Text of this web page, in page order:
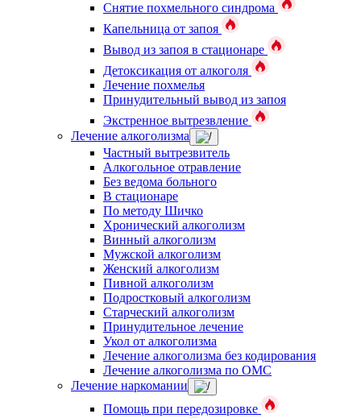
Снятие похмельного синдрома
Капельница от запоя
Вывод из запоя в стационаре
Детоксикация от алкоголя
Лечение похмелья
Принудительный вывод из запоя
Экстренное вытрезвление
Лечение алкоголизма
Частный вытрезвитель
Алкогольное отравление
Без ведома больного
В стационаре
По методу Шичко
Хронический алкоголизм
Винный алкоголизм
Мужской алкоголизм
Женский алкоголизм
Пивной алкоголизм
Подростковый алкоголизм
Старческий алкоголизм
Принудительное лечение
Укол от алкоголизма
Лечение алкоголизма без кодирования
Лечение алкоголизма по ОМС
Лечение наркомании
Помощь при передозировке